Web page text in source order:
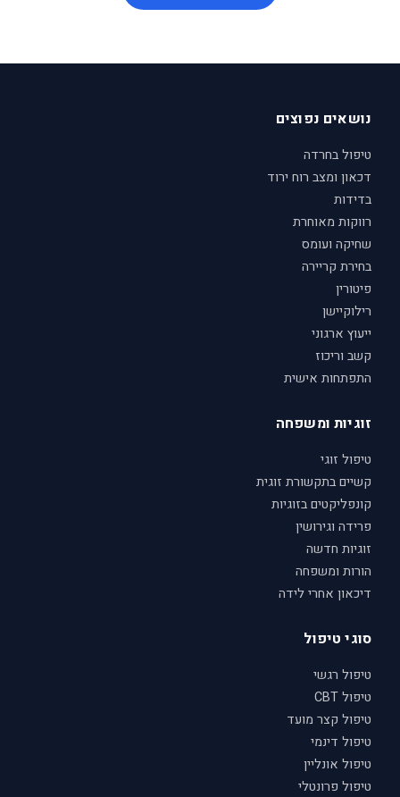
נושאים נפוצים
טיפול בחרדה
דכאון ומצב רוח ירוד
בדידות
רווקות מאוחרת
שחיקה ועומס
בחירת קריירה
פיטורין
רילוקיישן
ייעוץ ארגוני
קשב וריכוז
התפתחות אישית
זוגיות ומשפחה
טיפול זוגי
קשיים בתקשורת זוגית
קונפליקטים בזוגיות
פרידה וגירושין
זוגיות חדשה
הורות ומשפחה
דיכאון אחרי לידה
סוגי טיפול
טיפול רגשי
טיפול CBT
טיפול קצר מועד
טיפול דינמי
טיפול אונליין
טיפול פרונטלי